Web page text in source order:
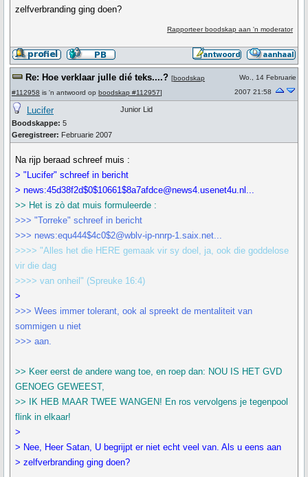
zelfverbranding ging doen?
Rapporteer boodskap aan 'n moderator
Re: Hoe verklaar julle dié teks....? [boodskap
#112958 is 'n antwoord op boodskap #112957]
Wo., 14 Februarie
2007 21:58
Lucifer
Boodskappe: 5
Geregistreer: Februarie 2007
Junior Lid
Na rijp beraad schreef muis :
> "Lucifer" schreef in bericht
> news:45d38f2d$0$10661$8a7afdce@news4.usenet4u.nl...
>> Het is zò dat muis formuleerde :
>>> "Torreke" schreef in bericht
>>> news:equ444$4c0$2@wblv-ip-nnrp-1.saix.net...
>>>> "Alles het die HERE gemaak vir sy doel, ja, ook die goddelose
vir die dag
>>>> van onheil" (Spreuke 16:4)
>
>>> Wees immer tolerant, ook al spreekt de mentaliteit van
sommigen u niet
>>> aan.
>> Keer eerst de andere wang toe, en roep dan: NOU IS HET GVD
GENOEG GEWEEST,
>> IK HEB MAAR TWEE WANGEN! En ros vervolgens je tegenpool
flink in elkaar!
>
> Nee, Heer Satan, U begrijpt er niet echt veel van. Als u eens aan
> zelfverbranding ging doen?